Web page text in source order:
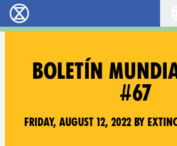
extinction rebellion - Home
BOLETÍN
#67
Friday, August 12, 2022 by